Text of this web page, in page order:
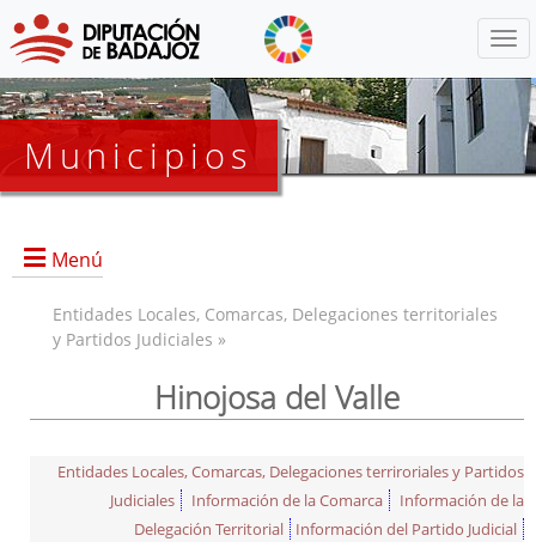
Municipios
Menú
Entidades Locales, Comarcas, Delegaciones territoriales
y Partidos Judiciales »
Hinojosa del Valle
Entidades Locales, Comarcas, Delegaciones terriroriales y Partidos
Judiciales
Información de la Comarca
Información de la
Delegación Territorial
Información del Partido Judicial